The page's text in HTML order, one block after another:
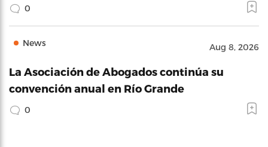
0
News Aug 8, 2026
La Asociación de Abogados continúa su
convención anual en Río Grande
0